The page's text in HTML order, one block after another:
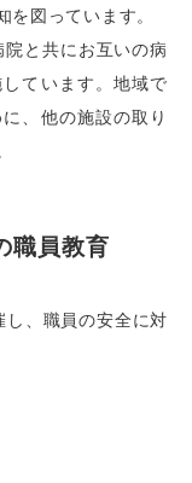
図っています。
と共にお互いの病
ています。地域で
、他の施設の取り
職員教育
、職員の安全に対